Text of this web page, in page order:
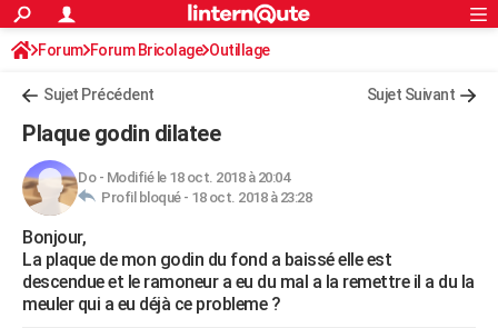
ACTUALITÉS
Politique
Société
Faits Divers
Education
Monde
Villes
+
FINANCE
Retraite
Impôts
Epargne
Immobilier
Risques naturels par ville
Banque
Assurance
Crédit
AUTO
Essais
Réserver un essai
Citadines
Berlines
SUV
Forum auto
+HIGH-TECH
Mobiles
Meilleur smartphone
Internet
Ordinateurs
Jeux vidéo
Guide high-tech
+BRICOLAGE
S'inscrire
Connexion
Forum Forum Bricolage Outillage
Sujet Précédent Sujet Suivant
Plaque godin dilatee
Do- Modifié le 18 oct. 2018 à 20:04
Profil bloqué - 18 oct. 2018 à 23:28
Bonjour,
La plaque de mon godin du fond a baissé elle est
descendue et le ramoneur a eu du mal a la remettre il a du la
meuler qui a eu déjà ce probleme ?